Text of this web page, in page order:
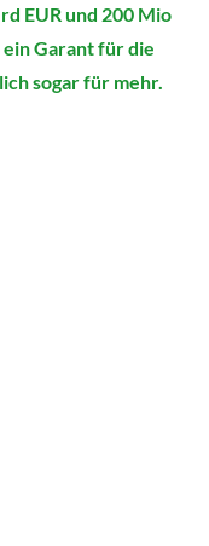
EUR und 200 Mio
Garant für die
sogar für mehr.